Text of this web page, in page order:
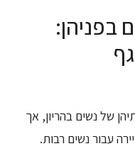
בפניהן:
של נשים בהריון, אך
עבור נשים רבות.